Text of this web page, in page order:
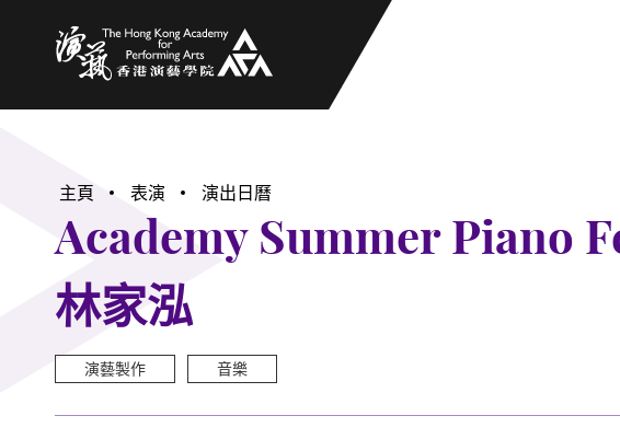
主頁 表演 演出日曆
Academy Summer Piano
林家泓
演藝製作 音樂